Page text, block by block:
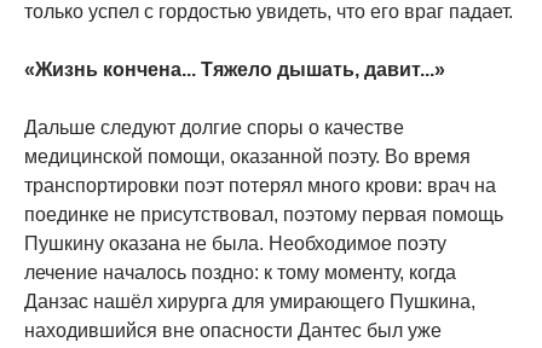
только успел с гордостью увидеть, что его враг падает.
«Жизнь кончена... Тяжело дышать, давит...»
Дальше следуют долгие споры о качестве
медицинской помощи, оказанной поэту. Во время
транспортировки поэт потерял много крови: врач на
поединке не присутствовал, поэтому первая помощь
Пушкину оказана не была. Необходимое поэту
лечение началось поздно: к тому моменту, когда
Данзас нашёл хирурга для умирающего Пушкина,
находившийся вне опасности Дантес был уже